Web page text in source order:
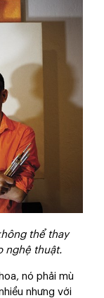
thể thay
nghệ thuật.
nó phải mù
nhưng với